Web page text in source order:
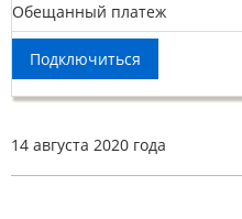
Обещанный платеж
Подключиться
14 августа 2020 года